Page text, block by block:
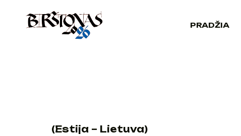
PRADŽIA
(Estija – Lietuva)